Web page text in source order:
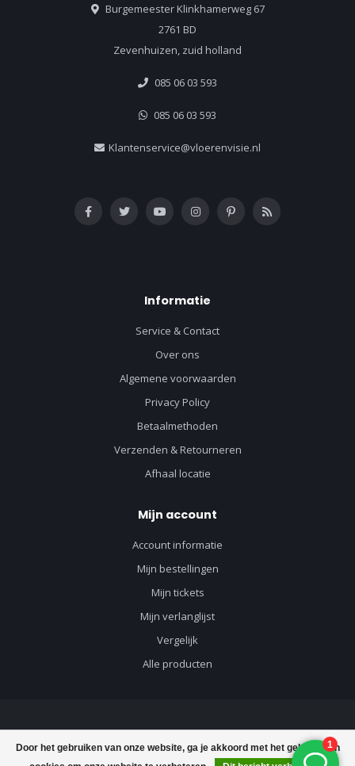
Door het gebruiken van onze website, ga je akkoord met het gebruik van
Burgemeester Klinkhamerweg 67
2761 BD
Zevenhuizen, zuid holland
085 06 03 593
085 06 03 593
Klantenservice@vloerenvisie.nl
Informatie
Service & Contact
Over ons
Algemene voorwaarden
Privacy Policy
Betaalmethoden
Verzenden & Retourneren
Afhaal locatie
Mijn account
Account informatie
Mijn bestellingen
Mijn tickets
Mijn verlanglijst
Vergelijk
Alle producten
© Copyright 2026 Vloerenvisie voor vloeren en toebehoren - Powered by